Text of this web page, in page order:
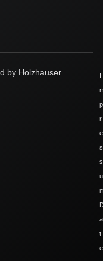
by Holzhauser
I
p
r
e
s
s
u
a
t
e